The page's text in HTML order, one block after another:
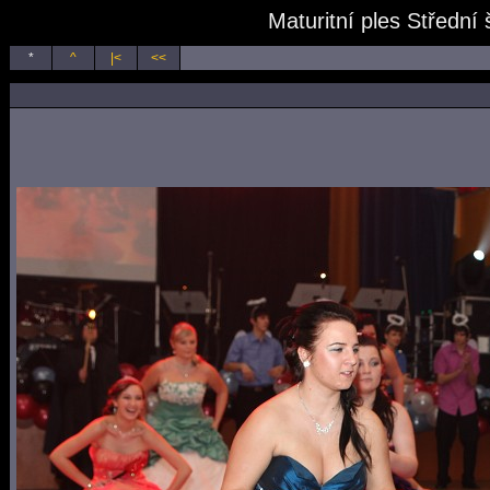
Maturitní ples Střední
* ^ |< <<